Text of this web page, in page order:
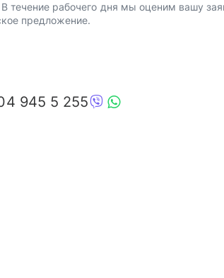
течение рабочего дня мы оценим вашу
предложение.
945 5 255